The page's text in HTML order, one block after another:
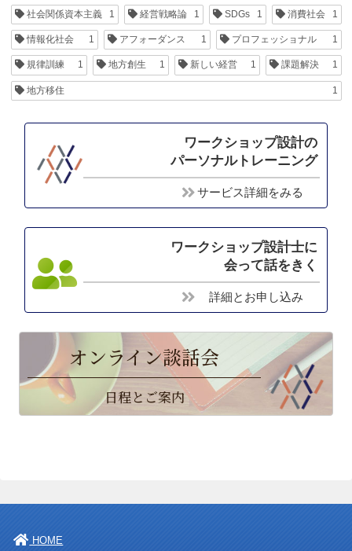
社会関係資本主義 1 経営戦略論 1 SDGs 1 消費社会 1
情報化社会 1 アフォーダンス 1 プロフェッショナル 1
規律訓練 1 地方創生 1 新しい経営 1 課題解決 1
地方移住 1
ワークショップ設計の
パーソナルトレーニング
サービス詳細をみる
ワークショップ設計士に
会って話をきく
詳細とお申し込み
オンライン談話会
日程とご案内
HOME